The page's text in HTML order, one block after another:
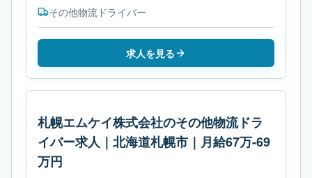
その他物流ドライバー
求人を見る
札幌エムケイ株式会社のその他物流ドラ
イバー求人｜北海道札幌市｜月給67万-69
万円